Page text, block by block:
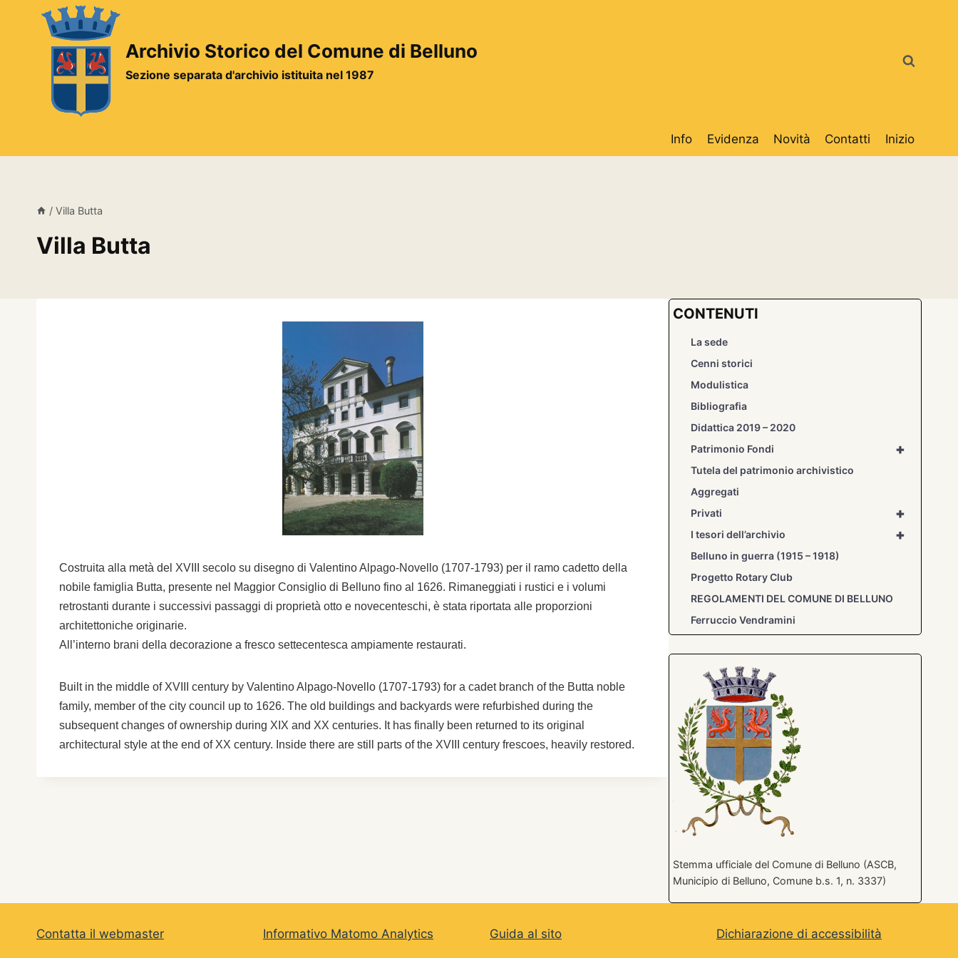
contenuto
Archivio Storico del Comune di Belluno
Sezione separata d'archivio istituita nel 1987
Info Evidenza Novità Contatti Inizio
/ Villa Butta
Villa Butta
Costruita alla metà del XVIII secolo su disegno di Valentino Alpago-Novello (1707-1793) per il ramo cadetto della
nobile famiglia Butta, presente nel Maggior Consiglio di Belluno fino al 1626. Rimaneggiati i rustici e i volumi
retrostanti durante i successivi passaggi di proprietà otto e novecenteschi, è stata riportata alle proporzioni
architettoniche originarie.
All’interno brani della decorazione a fresco settecentesca ampiamente restaurati.
Built in the middle of XVIII century by Valentino Alpago-Novello (1707-1793) for a cadet branch of the Butta noble
family, member of the city council up to 1626. The old buildings and backyards were refurbished during the
subsequent changes of ownership during XIX and XX centuries. It has finally been returned to its original
architectural style at the end of XX century. Inside there are still parts of the XVIII century frescoes, heavily restored.
CONTENUTI
La sede
Cenni storici
Modulistica
Bibliografia
Didattica 2019 – 2020
+
Patrimonio Fondi
Tutela del patrimonio archivistico
Aggregati
+
Privati
+
I tesori dell’archivio
Belluno in guerra (1915 – 1918)
Progetto Rotary Club
REGOLAMENTI DEL COMUNE DI BELLUNO
Ferruccio Vendramini
Stemma ufficiale del Comune di Belluno (ASCB,
Municipio di Belluno, Comune b.s. 1, n. 3337)
Contatta il webmaster Informativo Matomo Analytics Guida al sito Dichiarazione di accessibilità